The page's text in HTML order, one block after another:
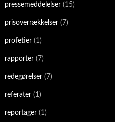
pressemeddelelser (15)
prisoverrækkelser (7)
profetier (1)
rapporter (7)
redegørelser (7)
referater (1)
reportager (1)